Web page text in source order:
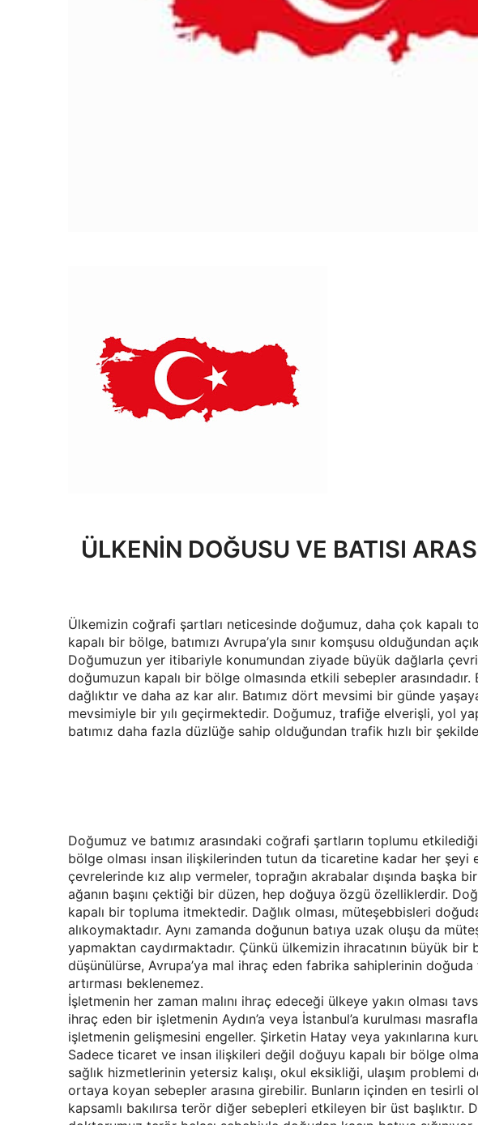
ÜLKENİN DOĞUSU VE BATISI
Ülkemizin coğrafi şartları neticesinde doğumuz, daha çok kapalı
kapalı bir bölge, batımızı Avrupa’yla sınır komşusu olduğundan
Doğumuzun yer itibariyle konumundan ziyade büyük dağlarla
doğumuzun kapalı bir bölge olmasında etkili sebepler
dağlıktır ve daha az kar alır. Batımız dört mevsimi bir günde
mevsimiyle bir yılı geçirmektedir. Doğumuz, trafiğe elverişli, yol
batımız daha fazla düzlüğe sahip olduğundan trafik hızlı bir
Doğumuz ve batımız arasındaki coğrafi şartların toplumu
bölge olması insan ilişkilerinden tutun da ticaretine kadar her şeyi
çevrelerinde kız alıp vermeler, toprağın akrabalar dışında başka
ağanın başını çektiği bir düzen, hep doğuya özgü özelliklerdir.
kapalı bir topluma itmektedir. Dağlık olması, müteşebbisleri
alıkoymaktadır. Aynı zamanda doğunun batıya uzak oluşu da
yapmaktan caydırmaktadır. Çünkü ülkemizin ihracatının büyük bir
düşünülürse, Avrupa’ya mal ihraç eden fabrika sahiplerinin doğuda
artırması beklenemez.
İşletmenin her zaman malını ihraç edeceği ülkeye yakın olması
ihraç eden bir işletmenin Aydın’a veya İstanbul’a kurulması
işletmenin gelişmesini engeller. Şirketin Hatay veya yakınlarına
Sadece ticaret ve insan ilişkileri değil doğuyu kapalı bir bölge
sağlık hizmetlerinin yetersiz kalışı, okul eksikliği, ulaşım problemi
ortaya koyan sebepler arasına girebilir. Bunların içinden en tesirli
kapsamlı bakılırsa terör diğer sebepleri etkileyen bir üst başlıktır.